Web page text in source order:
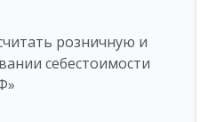
розничную и
себестоимости